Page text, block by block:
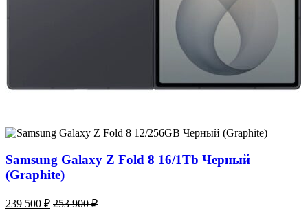
Samsung Galaxy Z Fold 8 16/1Tb Черный
(Graphite)
239 500 ₽ 253 900₽